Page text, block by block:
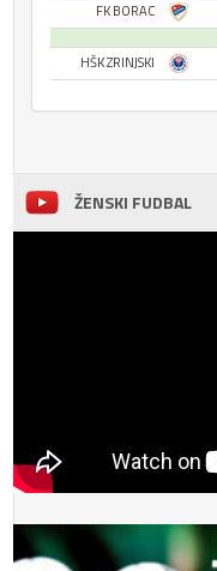
FK BORAC
HŠK ZRINJSKI
ŽENSKI FUDBAL